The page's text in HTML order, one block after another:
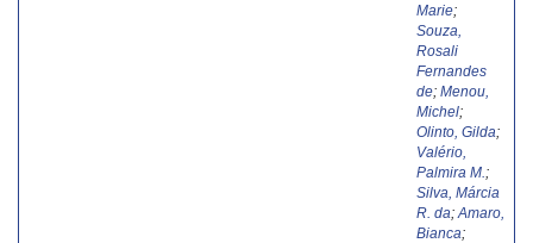
Marie;
Souza,
Rosali
Fernandes
de; Menou,
Michel;
Olinto, Gilda;
Valério,
Palmira M. ;
Silva, Márcia
R. da; Amaro,
Bianca;